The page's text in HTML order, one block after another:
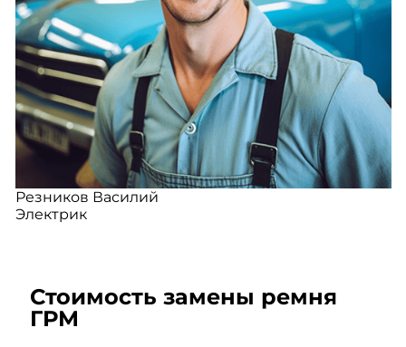
Резников Василий
Электрик
Стоимость замены ремня
ГРМ